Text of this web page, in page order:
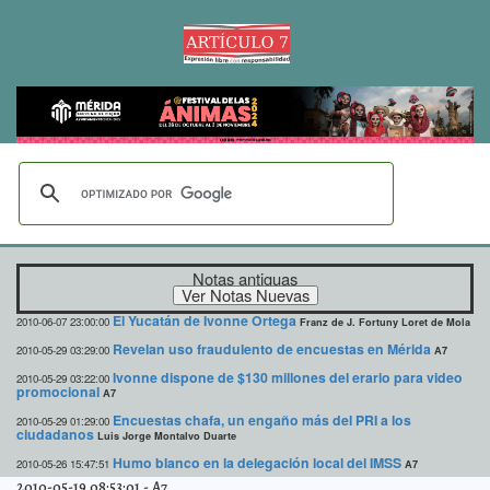
Notas antiguas
2010-06-07 23:00:00 El Yucatán de Ivonne Ortega Franz de J. Fortuny Loret de Mola
2010-05-29 03:29:00 Revelan uso fraudulento de encuestas en Mérida A7
2010-05-29 03:22:00 Ivonne dispone de $130 millones del erario para video
promocional A7
2010-05-29 01:29:00 Encuestas chafa, un engaño más del PRI a los
ciudadanos Luis Jorge Montalvo Duarte
2010-05-26 15:47:51 Humo blanco en la delegación local del IMSS A7